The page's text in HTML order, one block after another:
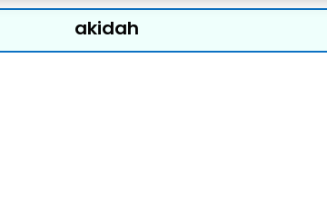
akidah